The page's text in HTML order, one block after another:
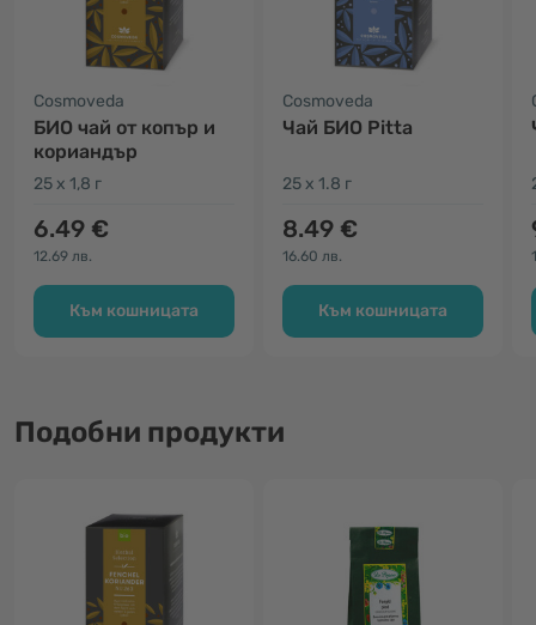
Cosmoveda
БИО чай от копър и
кориандър
25 x 1,8 г
6.49 €
12.69 лв.
Към кошницата
Cosmoveda
Чай БИО Pitta
25 x 1.8 г
8.49 €
16.60 лв.
Към кошницата
Подобни продукти